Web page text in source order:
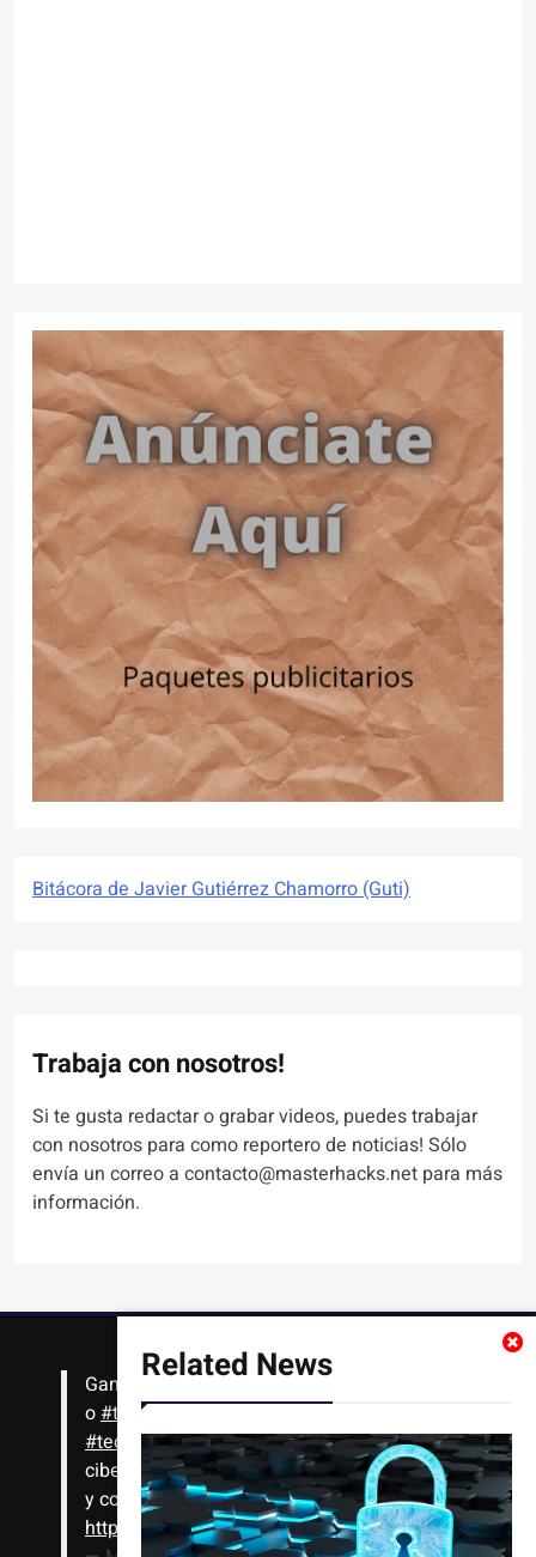
Related News
Bitácora de Javier Gutiérrez Chamorro (Guti)
Trabaja con nosotros!
Si te gusta redactar o grabar videos, puedes trabajar
con nosotros para como reportero de noticias! Sólo
envía un correo a contacto@masterhacks.net para más
información.
Gana #Bitcoin solo con leer artículos, noticias
o#tutoriales
#tecnología,#criptomonedas, seguridad
cibernética y más!! Sólo tienes que registrarte
y comenzar a navegar
https://t.co/1KjkllJEit